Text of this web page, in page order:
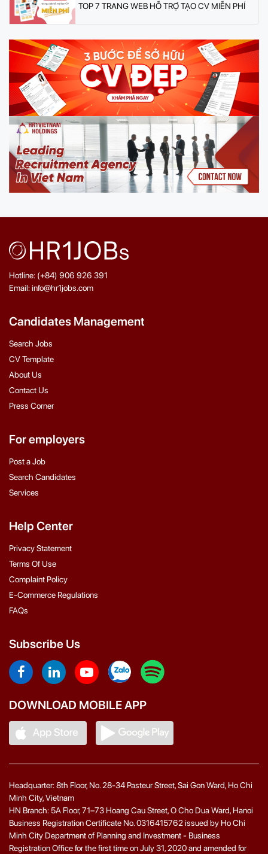
TOP 7 TRANG WEB HỖ TRỢ TẠO CV MIỄN PHÍ
Hotline: (+84) 906 926 391
Email: info@hr1jobs.com
Candidates Management
Search Jobs
CV Template
About Us
Contact Us
Press Corner
For employers
Post a Job
Search Candidates
Services
Help Center
Privacy Statement
Terms Of Use
Complaint Policy
E-Commerce Regulations
FAQs
Subscribe Us
DOWNLOAD MOBILE APP
Headquarter: 8th Floor, No. 28-34 Pasteur Street, Sai Gon Ward, Ho Chi
Minh City, Vietnam
HN Branch: 5A Floor, 71–73 Hoang Cau Street, O Cho Dua Ward, Hanoi
Business Registration Certificate No. 0316415762 issued by Ho Chi
Minh City Department of Planning and Investment - Business
Registration Office for the first time on July 31, 2020 and amended for